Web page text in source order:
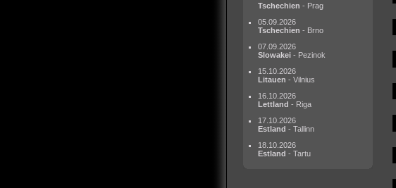
Tschechien - Prag
05.09.2026
Tschechien - Brno
07.09.2026
Slowakei - Pezinok
15.10.2026
Litauen - Vilnius
16.10.2026
Lettland - Riga
17.10.2026
Estland - Tallinn
18.10.2026
Estland - Tartu